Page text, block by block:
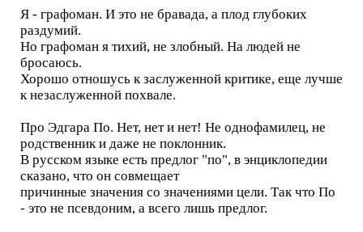
Я - графоман. И это не бравада, а плод глубоких
раздумий.
Но графоман я тихий, не злобный. На людей не
бросаюсь.
Хорошо отношусь к заслуженной критике, еще лучше
к незаслуженной похвале.
Про Эдгара По. Нет, нет и нет! Не однофамилец, не
родственник и даже не поклонник.
В русском языке есть предлог "по", в энциклопедии
сказано, что он совмещает
причинные значения со значениями цели. Так что По
- это не псевдоним, а всего лишь предлог.